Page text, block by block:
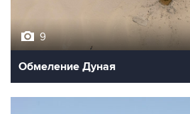
9
Обмеление Дуная